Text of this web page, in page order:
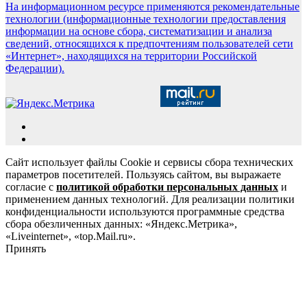
На информационном ресурсе применяются рекомендательные
технологии (информационные технологии предоставления
информации на основе сбора, систематизации и анализа
сведений, относящихся к предпочтениям пользователей сети
«Интернет», находящихся на территории Российской
Федерации).
Сайт использует файлы Cookie и сервисы сбора технических
параметров посетителей. Пользуясь сайтом, вы выражаете
согласие с политикой обработки персональных данных и
применением данных технологий. Для реализации политики
конфиденциальности используются программные средства
сбора обезличенных данных: «Яндекс.Метрика»,
«Liveinternet», «top.Mail.ru».
Принять